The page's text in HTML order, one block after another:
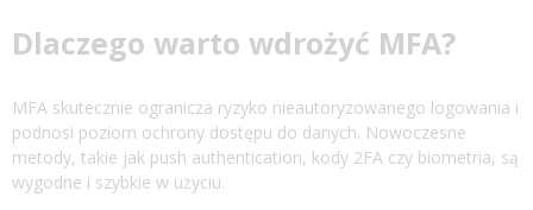
Dlaczego warto wdrożyć MFA?
MFA skutecznie ogranicza ryzyko nieautoryzowanego logowania i
podnosi poziom ochrony dostępu do danych. Nowoczesne
metody, takie jak push authentication, kody 2FA czy biometria, są
wygodne i szybkie w użyciu.